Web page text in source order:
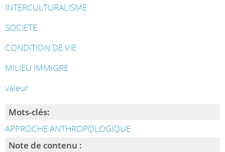
INTERCULTURALISME
SOCIETE
CONDITION DE VIE
MILIEU IMMIGRE
valeur
Mots-clés:
APPROCHE ANTHROPOLOGIQUE
Note de contenu :